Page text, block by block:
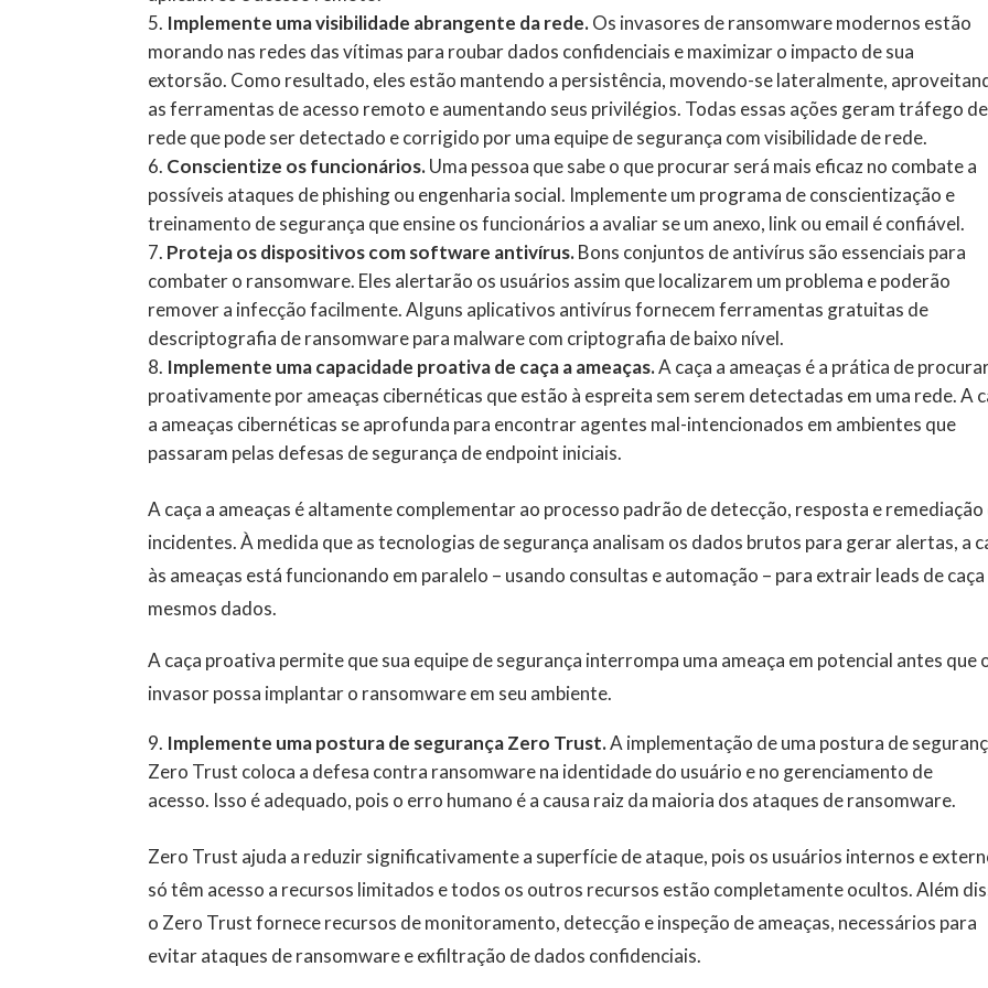
Implemente uma visibilidade abrangente da rede.Os invasores de ransomware modernos estão
morando nas redes das vítimas para roubar dados confidenciais e maximizar o impacto de sua
extorsão. Como resultado, eles estão mantendo a persistência, movendo-se lateralmente,
as ferramentas de acesso remoto e aumentando seus privilégios. Todas essas ações geram tráfego de
rede que pode ser detectado e corrigido por uma equipe de segurança com visibilidade de rede.
Conscientize os funcionários.Uma pessoa que sabe o que procurar será mais eficaz no combate a
possíveis ataques de phishing ou engenharia social. Implemente um programa de conscientização e
treinamento de segurança que ensine os funcionários a avaliar se um anexo, link ou email é confiável.
Proteja os dispositivos com software antivírus.Bons conjuntos de antivírus são essenciais para
combater o ransomware. Eles alertarão os usuários assim que localizarem um problema e poderão
remover a infecção facilmente. Alguns aplicativos antivírus fornecem ferramentas gratuitas de
descriptografia de ransomware para malware com criptografia de baixo nível.
Implemente uma capacidade proativa de caça a ameaças.A caça a ameaças é a prática de
proativamente por ameaças cibernéticas que estão à espreita sem serem detectadas em uma rede. A
a ameaças cibernéticas se aprofunda para encontrar agentes mal-intencionados em ambientes que
passaram pelas defesas de segurança de endpoint iniciais.
A caça a ameaças é altamente complementar ao processo padrão de detecção, resposta e remediação
incidentes. À medida que as tecnologias de segurança analisam os dados brutos para gerar alertas, a
às ameaças está funcionando em paralelo – usando consultas e automação – para extrair leads de
mesmos dados.
A caça proativa permite que sua equipe de segurança interrompa uma ameaça em potencial antes que
invasor possa implantar o ransomware em seu ambiente.
Implemente uma postura de segurança Zero Trust.A implementação de uma postura de
Zero Trust coloca a defesa contra ransomware na identidade do usuário e no gerenciamento de
acesso. Isso é adequado, pois o erro humano é a causa raiz da maioria dos ataques de ransomware.
Zero Trust ajuda a reduzir significativamente a superfície de ataque, pois os usuários internos e
só têm acesso a recursos limitados e todos os outros recursos estão completamente ocultos. Além
o Zero Trust fornece recursos de monitoramento, detecção e inspeção de ameaças, necessários para
evitar ataques de ransomware e exfiltração de dados confidenciais.